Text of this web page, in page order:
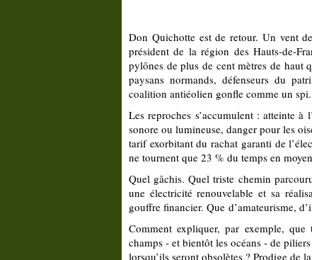
Don Quichotte est de retour. Un vent
président de la région des Hauts-de-
pylônes de plus de cent mètres de haut
paysans normands, défenseurs du
coalition antiéolien gonfle comme un spi.
Les reproches s’accumulent : atteinte
sonore ou lumineuse, danger pour les
tarif exorbitant du rachat garanti de
ne tournent que 23 % du temps en
Quel gâchis. Quel triste chemin
une électricité renouvelable et sa
gouffre financier. Que d’amateurisme,
Comment expliquer, par exemple,
champs - et bientôt les océans - de
lorsqu’ils seront obsolètes ? Prodige de